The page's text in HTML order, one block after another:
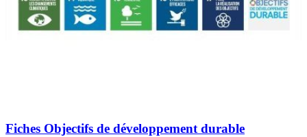
Fiches Objectifs de développement durable